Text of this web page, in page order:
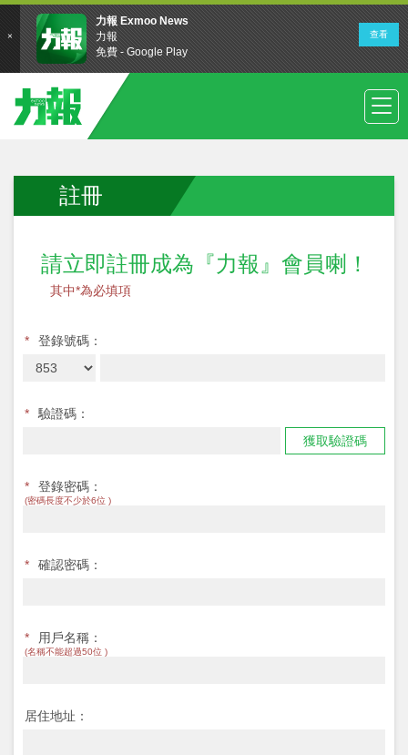
註冊
請立即註冊成為『力報』會員喇！
其中*為必填項
* 登錄號碼：
*
驗證碼：
獲取驗證碼
* 登錄密碼：
(密碼長度不少於6位 )
* 確認密碼：
* 用戶名稱：
(名稱不能超過50位 )
居住地址：